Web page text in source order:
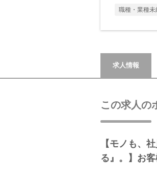
職種・業種未
求人情報
この求人の
【モノも、
る』。】お